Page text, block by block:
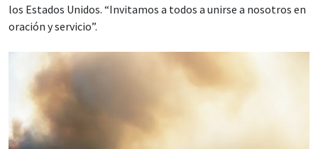
los Estados Unidos. “Invitamos a todos a unirse a nosotros en
oración y servicio”.